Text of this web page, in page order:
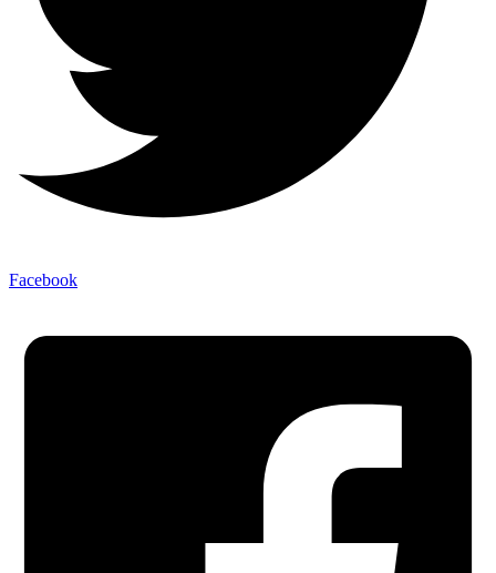
Facebook